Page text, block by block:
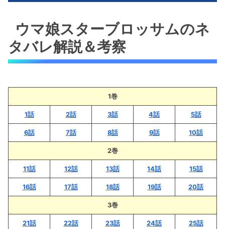
ウマ娘スターブロッサムのネ
タバレ解説＆考察
1巻
1話 2話 3話 4話 5話
6話 7話 8話 9話 10話
2巻
11話 12話 13話 14話 15話
16話 17話 18話 19話 20話
3巻
21話 22話 23話 24話 25話